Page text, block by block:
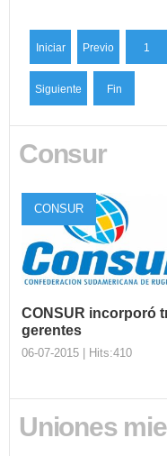
Iniciar Previo 1
Siguiente Fin
Consur
CONSUR
CONSUR incorporó
gerentes
06-07-2015 | Hits:410
CONSUR
Uniones